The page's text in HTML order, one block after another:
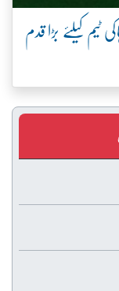
کیلئے بڑا قدم